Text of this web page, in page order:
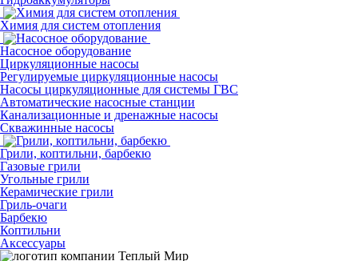
Химия для систем отопления
Насосное оборудование
Циркуляционные насосы
Регулируемые циркуляционные насосы
Насосы циркуляционные для системы ГВС
Автоматические насосные станции
Канализационные и дренажные насосы
Скважинные насосы
Грили, коптильни, барбекю
Газовые грили
Угольные грили
Керамические грили
Гриль-очаги
Барбекю
Коптильни
Аксессуары